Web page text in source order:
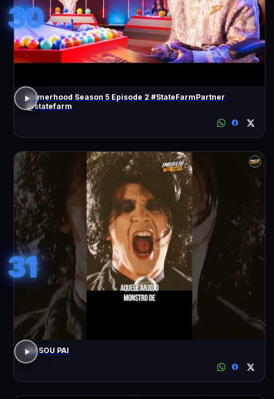
30
Gamerhood Season 5 Episode 2 #StateFarmPartner
@statefarm
31
EU SOU PAI